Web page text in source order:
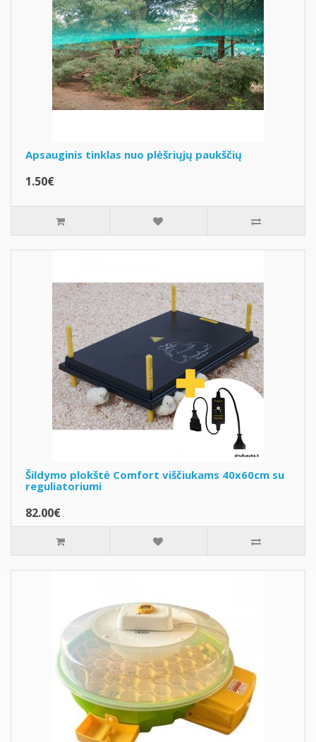
Apsauginis tinklas nuo plėšriųjų paukščių
1.50€
Šildymo plokštė Comfort viščiukams 40x60cm su
reguliatoriumi
82.00€